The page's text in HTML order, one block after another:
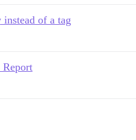
instead of a tag
Report